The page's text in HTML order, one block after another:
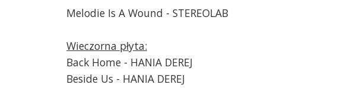
Melodie Is A Wound - STEREOLAB
Wieczorna płyta:
Back Home - HANIA DEREJ
Beside Us - HANIA DEREJ